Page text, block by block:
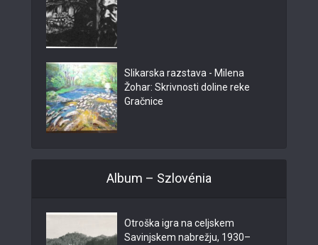
Slikarska razstava - Milena
Žohar: Skrivnosti doline reke
Gračnice
Album – Szlovénia
Otroška igra na celjskem
Savinjskem nabrežju, 1930–